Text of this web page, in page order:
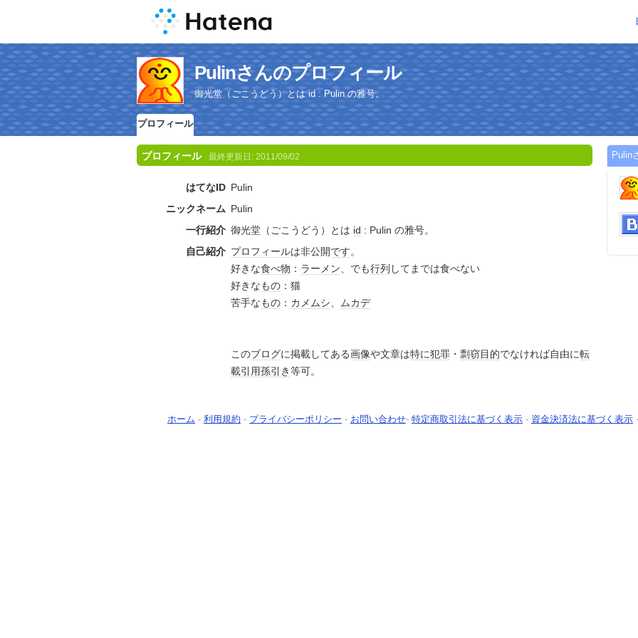
Pulinさんのプロフィール
御光堂（ごこうどう）とは id : Pulin の雅号。
プロフィール
プロフィール 最終更新日: 2011/09/02
はてなID Pulin
ニックネーム Pulin
一行紹介 御光堂（ごこうどう）とは id : Pulin の雅号。
自己紹介 プロフィールは非公開です。
好きな食べ物 ： ラーメン、でも行列 してまでは食べない
好きなもの ：猫
苦手なもの ： カメムシ、 ムカデ
このブログに掲載してある画像や文章は特に犯罪 ・ 剽窃目的でなければ自由に転
載引用孫引き等可。
Pulin
ホーム - 利用規約 - プライバシーポリシー - お問い合わせ- 特定商取引法に基づく表示 - 資金決済法に基づく表示 -